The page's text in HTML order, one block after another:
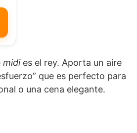
midies el rey. Aporta un aire
que es perfecto para
o una cena elegante.